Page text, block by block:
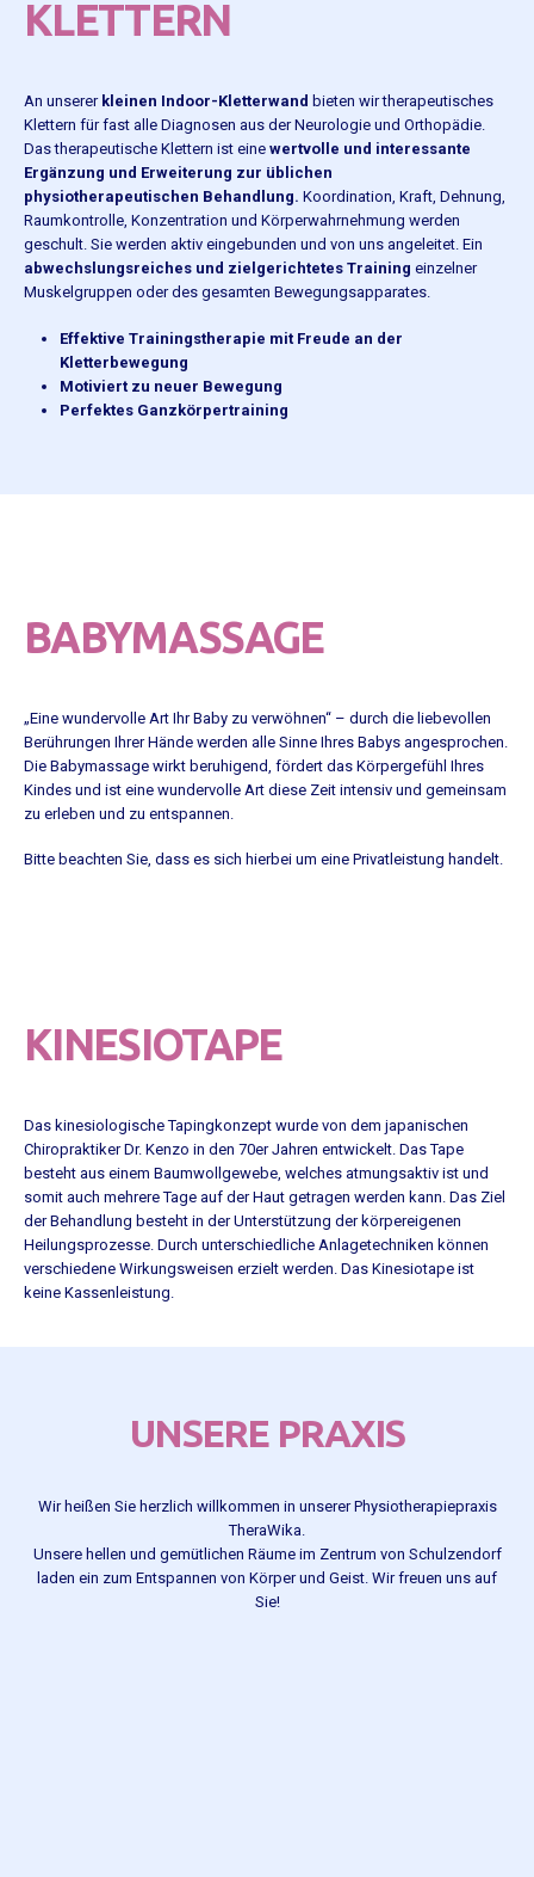
KLETTERN
An unsererkleinen Indoor-Kletterwand bieten wir therapeutisches
Klettern für fast alle Diagnosen aus der Neurologie und Orthopädie.
Das therapeutische Klettern ist eine wertvolle und interessante
Ergänzung und Erweiterung zur üblichen
physiotherapeutischen Behandlung. Koordination, Kraft, Dehnung,
Raumkontrolle, Konzentration und Körperwahrnehmung werden
geschult. Sie werden aktiv eingebunden und von uns angeleitet. Ein
abwechslungsreiches und zielgerichtetes Training einzelner
Muskelgruppen oder des gesamten Bewegungsapparates.
Effektive Trainingstherapie mit Freude an der
Kletterbewegung
Motiviert zu neuer Bewegung
Perfektes Ganzkörpertraining
BABYMASSAGE
„Eine wundervolle Art Ihr Baby zu verwöhnen“ – durch die liebevollen
Berührungen Ihrer Hände werden alle Sinne Ihres Babys angesprochen.
Die Babymassage wirkt beruhigend, fördert das Körpergefühl Ihres
Kindes und ist eine wundervolle Art diese Zeit intensiv und gemeinsam
zu erleben und zu entspannen.
Bitte beachten Sie, dass es sich hierbei um eine Privatleistung handelt.
KINESIOTAPE
Das kinesiologische Tapingkonzept wurde von dem japanischen
Chiropraktiker Dr. Kenzo in den 70er Jahren entwickelt. Das Tape
besteht aus einem Baumwollgewebe, welches atmungsaktiv ist und
somit auch mehrere Tage auf der Haut getragen werden kann. Das Ziel
der Behandlung besteht in der Unterstützung der körpereigenen
Heilungsprozesse. Durch unterschiedliche Anlagetechniken können
verschiedene Wirkungsweisen erzielt werden. Das Kinesiotape ist
keine Kassenleistung.
UNSERE PRAXIS
Wir heißen Sie herzlich willkommen in unserer Physiotherapiepraxis
TheraWika.
Unsere hellen und gemütlichen Räume im Zentrum von Schulzendorf
laden ein zum Entspannen von Körper und Geist. Wir freuen uns auf
Sie!